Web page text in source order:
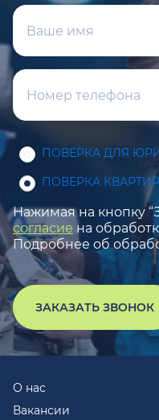
ПОВЕРКА ДЛЯ
ПОВЕРКА
Нажимая на кнопку
согласие на
Подробнее об
ЗАКАЗАТЬ ЗВОНОК
О нас
Вакансии